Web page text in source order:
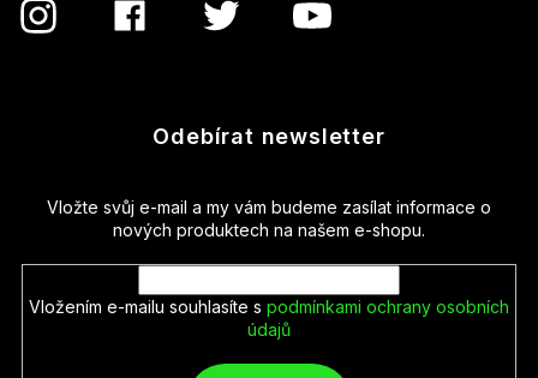
Odebírat newsletter
Vložte svůj e-mail a my vám budeme zasílat informace o
nových produktech na našem e-shopu.
Vložením e-mailu souhlasíte s podmínkami ochrany osobních
údajů